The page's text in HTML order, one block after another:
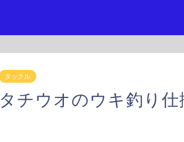
タックル
タチウオのウキ釣り